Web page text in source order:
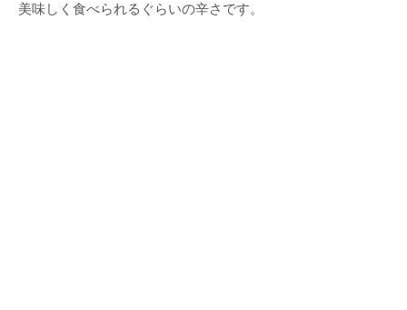
美味しく食べられるぐらいの辛さです。